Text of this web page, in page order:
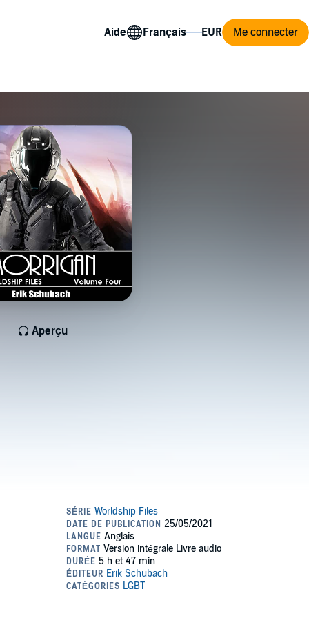
Aide Me connecter
Aperçu